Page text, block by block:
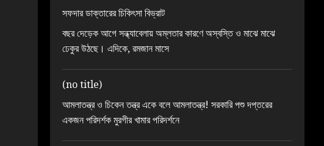
সফদার ডাক্তারের চিকিৎসা বিভ্রাট
বছর দেড়েক আগে সন্ধ্যাবেলায় অম্লতার কারণে অস্বস্তি ও মাঝে মাঝে
ঢেকুর উঠছে। এদিকে, রমজান মাসে
(no title)
আমলাতন্ত্র ও চিকেন তন্ত্র একে বলে আমলাতন্ত্র! সরকারি পশু দপ্তরের
একজন পরিদর্শক মুরগীর খামার পরিদর্শনে